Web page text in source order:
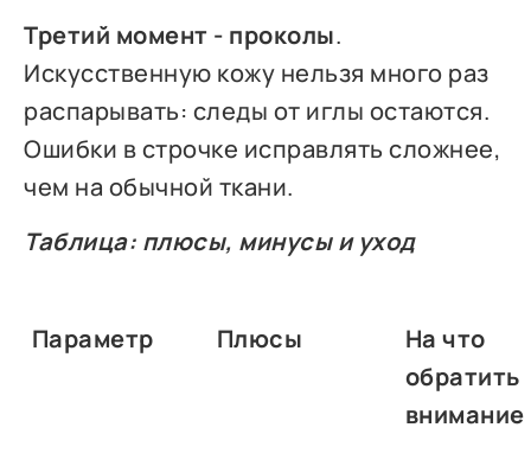
Третий момент - проколы.
Искусственную кожу нельзя много раз
распарывать: следы от иглы остаются.
Ошибки в строчке исправлять сложнее,
чем на обычной ткани.
Таблица: плюсы, минусы и уход
Параметр Плюсы
На что
обратить
внимание